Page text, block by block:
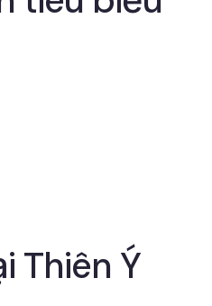
Thiên Ý